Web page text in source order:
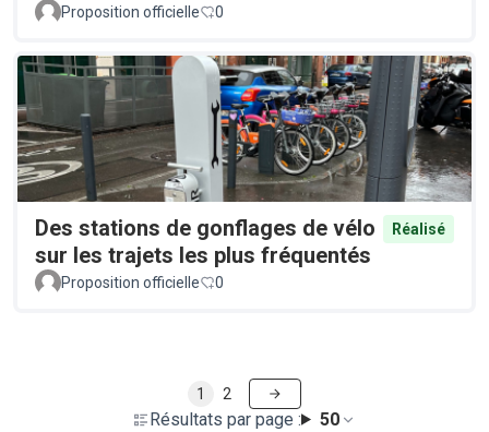
Proposition officielle 0
Des stations de gonflages de vélo
sur les trajets les plus fréquentés
Réalisé
Proposition officielle 0
Résultats par page : 50
1 2